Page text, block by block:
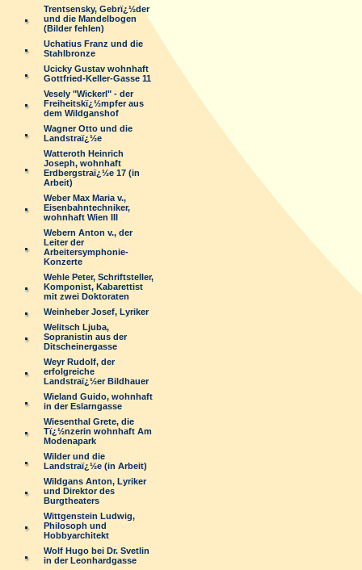
Trentsensky, Gebrï¿½der
und die Mandelbogen
(Bilder fehlen)
Uchatius Franz und die
Stahlbronze
Ucicky Gustav wohnhaft
Gottfried-Keller-Gasse 11
Vesely "Wickerl" - der
Freiheitskï¿½mpfer aus
dem Wildganshof
Wagner Otto und die
Landstraï¿½e
Watteroth Heinrich
Joseph, wohnhaft
Erdbergstraï¿½e 17 (in
Arbeit)
Weber Max Maria v.,
Eisenbahntechniker,
wohnhaft Wien III
Webern Anton v., der
Leiter der
Arbeitersymphonie-
Konzerte
Wehle Peter, Schriftsteller,
Komponist, Kabarettist
mit zwei Doktoraten
Weinheber Josef, Lyriker
Welitsch Ljuba,
Sopranistin aus der
Ditscheinergasse
Weyr Rudolf, der
erfolgreiche
Landstraï¿½er Bildhauer
Wieland Guido, wohnhaft
in der Eslarngasse
Wiesenthal Grete, die
Tï¿½nzerin wohnhaft Am
Modenapark
Wilder und die
Landstraï¿½e (in Arbeit)
Wildgans Anton, Lyriker
und Direktor des
Burgtheaters
Wittgenstein Ludwig,
Philosoph und
Hobbyarchitekt
Wolf Hugo bei Dr. Svetlin
in der Leonhardgasse